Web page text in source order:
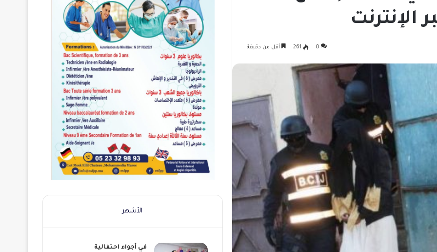
الإنترنت
0
261 أقل من دقيقة
الأشهر
في أجواء احتفالية